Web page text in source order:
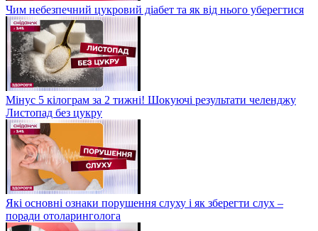
Чим небезпечний цукровий діабет та як від нього уберегтися
Мінус 5 кілограм за 2 тижні! Шокуючі результати челенджу
Листопад без цукру
Які основні ознаки порушення слуху і як зберегти слух –
поради отоларинголога